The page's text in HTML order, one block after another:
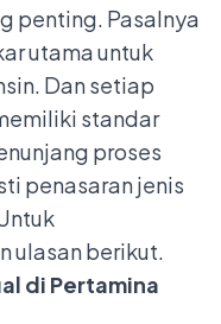
penting. Pasalnya
utama untuk
Dan setiap
standar
proses
penasaran jenis
ulasan berikut.
di Pertamina